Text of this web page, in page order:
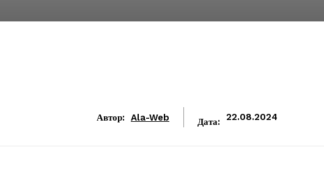
Автор: Ala-Web Дата: 22.08.2024